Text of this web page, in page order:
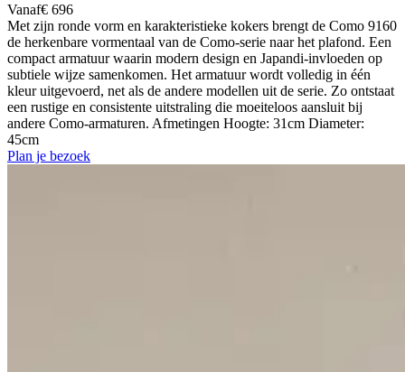
Vanaf€ 696
Met zijn ronde vorm en karakteristieke kokers brengt de Como 9160
de herkenbare vormentaal van de Como-serie naar het plafond. Een
compact armatuur waarin modern design en Japandi-invloeden op
subtiele wijze samenkomen. Het armatuur wordt volledig in één
kleur uitgevoerd, net als de andere modellen uit de serie. Zo ontstaat
een rustige en consistente uitstraling die moeiteloos aansluit bij
andere Como-armaturen. Afmetingen Hoogte: 31cm Diameter:
45cm
Plan je bezoek